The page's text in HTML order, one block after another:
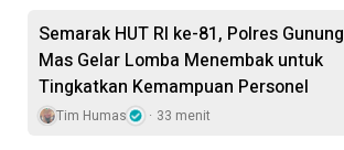
Semarak HUT RI ke-81, Polres Gunung
Mas Gelar Lomba Menembak untuk
Tingkatkan Kemampuan Personel
Tim Humas 33 menit